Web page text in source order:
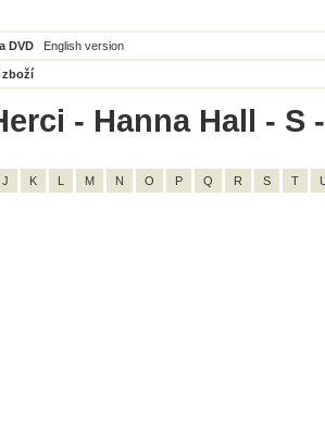
DVD English version
zboží
- Hanna Hall - S
J K L M N O P Q R S T